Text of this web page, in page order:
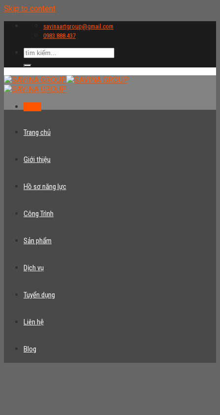
Skip to content
savinaartgroup@gmail.com
0983.888.437
Trang chủ
Giới thiệu
Hồ sơ năng lực
Công Trình
Sản phẩm
Dịch vụ
Tuyển dụng
Liên hệ
Blog